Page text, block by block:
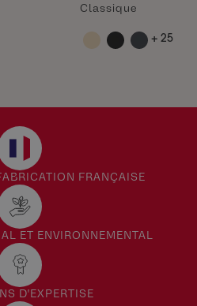
Classique
+ 25
FRANÇAISE
ET ENVIRONNEMENTAL
D'EXPERTISE